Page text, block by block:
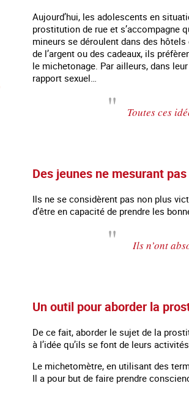
Aujourd’hui, les adolescents en
prostitution de rue et s’accompagne
mineurs se déroulent dans des
de l’argent ou des cadeaux, ils
le michetonage. Par ailleurs, dans
rapport sexuel…
Toutes ces
Des jeunes ne mesurant
Ils ne se considèrent pas non plus
d’être en capacité de prendre les
Ils n’ont
Un outil pour aborder la
De ce fait, aborder le sujet de la
à l’idée qu’ils se font de leurs activités.
Le michetomètre, en utilisant des
Il a pour but de faire prendre